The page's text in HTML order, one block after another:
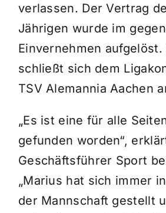
verlassen. Der Vertrag
Jährigen wurde im
Einvernehmen aufgelöst.
schließt sich dem
TSV Alemannia Aachen
„Es ist eine für alle
gefunden worden“,
Geschäftsführer Sport
„Marius hat sich immer
der Mannschaft gestellt